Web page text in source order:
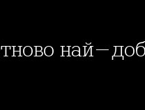
Отново най-